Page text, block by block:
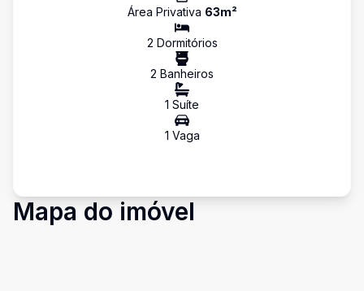
Área Privativa 63m²
2 Dormitórios
2 Banheiros
1 Suíte
1 Vaga
Mapa do imóvel